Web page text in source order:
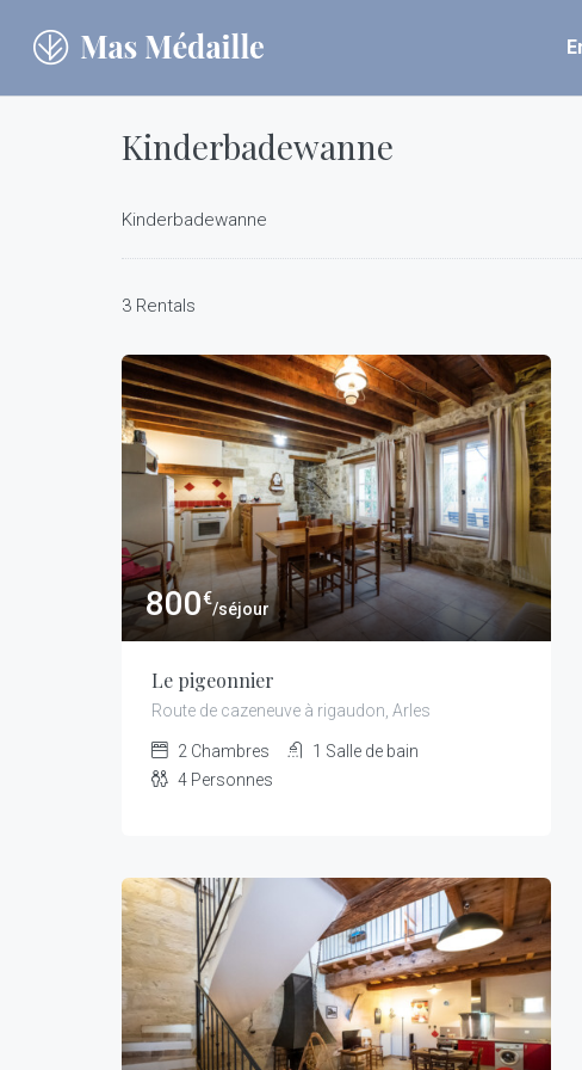
Kinderbadewanne
Kinderbadewanne
3 Rentals
800€
/séjour
Le pigeonnier
Route de cazeneuve à rigaudon, Arles
2 Chambres 1 Salle de bain
4 Personnes